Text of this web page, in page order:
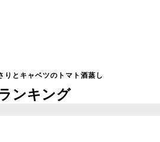
りとキャベツのトマト酒蒸し
ンキング